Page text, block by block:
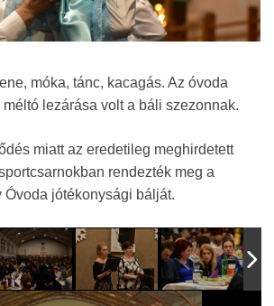
móka, tánc, kacagás. Az óvoda
lezárása volt a báli szezonnak.
miatt az eredetileg meghirdetett
rendezték meg a
Óvoda jótékonysági bálját.